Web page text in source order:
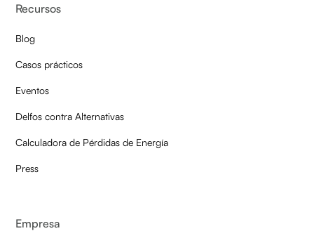
Recursos
Blog
Casos prácticos
Eventos
Delfos contra Alternativas
Calculadora de Pérdidas de Energía
Press
Empresa